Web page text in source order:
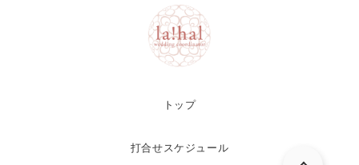
トップ
打合せスケジュール